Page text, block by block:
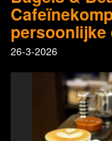
26-3-2026